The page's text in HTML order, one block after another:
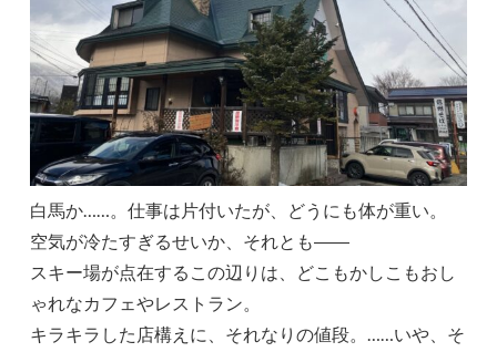
白馬か……。仕事は片付いたが、どうにも体が重い。
空気が冷たすぎるせいか、それとも――
スキー場が点在するこの辺りは、どこもかしこもおし
ゃれなカフェやレストラン。
キラキラした店構えに、それなりの値段。……いや、そ